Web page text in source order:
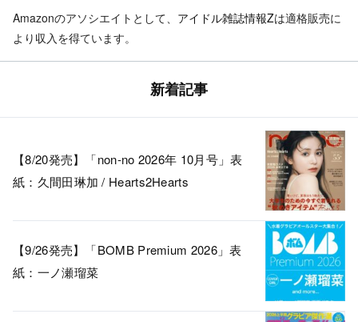
Amazonのアソシエイトとして、 アイドル雑誌情報Zは適格販売に
より収入を得ています。
新着記事
【8/20発売】「non-no 2026年 10月号」表
紙：久間田琳加 / Hearts2Hearts
【9/26発売】「BOMB Premium 2026」表
紙：一ノ瀬瑠菜